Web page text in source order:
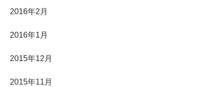
2016年2月
2016年1月
2015年12月
2015年11月